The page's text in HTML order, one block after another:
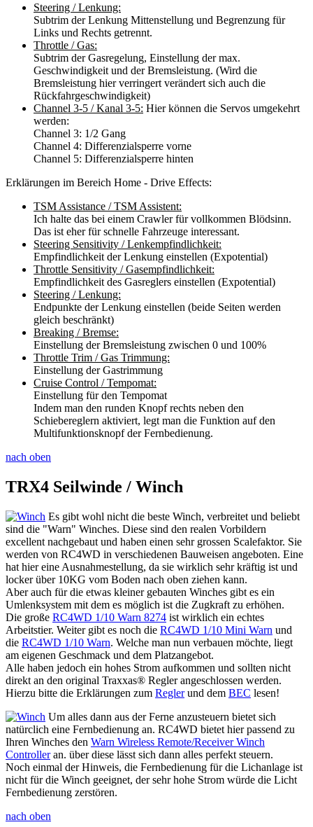
Steering / Lenkung:
Subtrim der Lenkung Mittenstellung und Begrenzung für
Links und Rechts getrennt.
Throttle / Gas:
Subtrim der Gasregelung, Einstellung der max.
Geschwindigkeit und der Bremsleistung. (Wird die
Bremsleistung hier verringert verändert sich auch die
Rückfahrgeschwindigkeit)
Channel 3-5 / Kanal 3-5: Hier können die Servos umgekehrt
werden:
Channel 3: 1/2 Gang
Channel 4: Differenzialsperre vorne
Channel 5: Differenzialsperre hinten
Erklärungen im Bereich Home - Drive Effects:
TSM Assistance / TSM Assistent:
Ich halte das bei einem Crawler für vollkommen Blödsinn.
Das ist eher für schnelle Fahrzeuge interessant.
Steering Sensitivity / Lenkempfindlichkeit:
Empfindlichkeit der Lenkung einstellen (Expotential)
Throttle Sensitivity / Gasempfindlichkeit:
Empfindlichkeit des Gasreglers einstellen (Expotential)
Steering / Lenkung:
Endpunkte der Lenkung einstellen (beide Seiten werden
gleich beschränkt)
Breaking / Bremse:
Einstellung der Bremsleistung zwischen 0 und 100%
Throttle Trim / Gas Trimmung:
Einstellung der Gastrimmung
Cruise Control / Tempomat:
Einstellung für den Tempomat
Indem man den runden Knopf rechts neben den
Schiebereglern aktiviert, legt man die Funktion auf den
Multifunktionsknopf der Fernbedienung.
nach oben
TRX4 Seilwinde / Winch
Es gibt wohl nicht die beste Winch, verbreitet und beliebt
sind die "Warn" Winches. Diese sind den realen Vorbildern
excellent nachgebaut und haben einen sehr grossen Scalefaktor. Sie
werden von RC4WD in verschiedenen Bauweisen angeboten. Eine
hat hier eine Ausnahmestellung, da sie wirklich sehr kräftig ist und
locker über 10KG vom Boden nach oben ziehen kann.
Aber auch für die etwas kleiner gebauten Winches gibt es ein
Umlenksystem mit dem es möglich ist die Zugkraft zu erhöhen.
Die große RC4WD 1/10 Warn 8274 ist wirklich ein echtes
Arbeitstier. Weiter gibt es noch die RC4WD 1/10 Mini Warn und
die RC4WD 1/10 Warn. Welche man nun verbauen möchte, liegt
am eigenen Geschmack und dem Platzangebot.
Alle haben jedoch ein hohes Strom aufkommen und sollten nicht
direkt an den original Traxxas® Regler angeschlossen werden.
Hierzu bitte die Erklärungen zum Reglerund dem BEC lesen!
Um alles dann aus der Ferne anzusteuern bietet sich
natürclich eine Fernbedienung an. RC4WD bietet hier passend zu
Ihren Winches den Warn Wireless Remote/Receiver Winch
Controlleran. über diese lässt sich dann alles perfekt steuern.
Noch einmal der Hinweis, die Fernbedienung für die Lichanlage ist
nicht für die Winch geeignet, der sehr hohe Strom würde die Licht
Fernbedienung zerstören.
nach oben